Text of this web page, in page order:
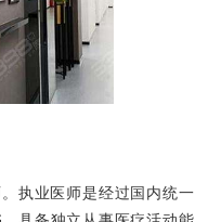
执业医师是经过国内统一